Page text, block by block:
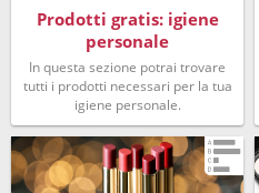
Prodotti gratis: igiene
personale
In questa sezione potrai trovare
tutti i prodotti necessari per la tua
igiene personale.